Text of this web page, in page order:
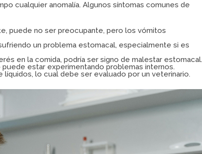
cualquier anomalía. Algunos síntomas comunes de
puede no ser preocupante, pero los vómitos
un problema estomacal, especialmente si es
en la comida, podría ser signo de malestar estomacal.
estar experimentando problemas internos.
líquidos, lo cual debe ser evaluado por un veterinario.